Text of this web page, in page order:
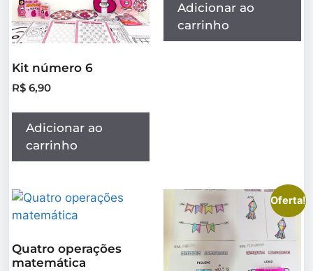
Kit número 6
R$ 6,90
Adicionar ao
carrinho
Adicionar ao
carrinho
Quatro operações
matemática
Oferta!